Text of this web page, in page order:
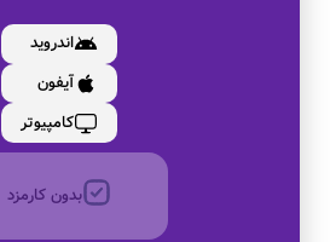
اندروید
آیفون
کامپیوتر
به صورت اقساط
بدون کارمزد